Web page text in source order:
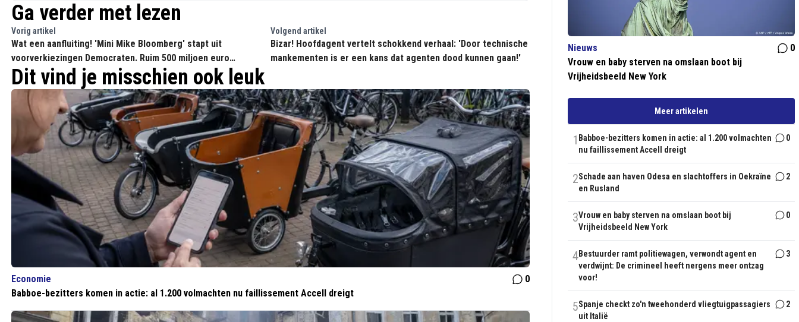
Ga verder met lezen
Vorig artikel
Wat een aanfluiting! 'Mini Mike Bloomberg' stapt uit
voorverkiezingen Democraten. Ruim 500 miljoen euro
geïnvesteerd, en kon nog steeds geen stemmen trekken
Volgend artikel
Bizar! Hoofdagent vertelt schokkend verhaal: 'Door technische
mankementen is er een kans dat agenten dood kunnen gaan!'
Dit vind je misschien ook leuk
Economie
0
Babboe-bezitters komen in actie: al 1.200 volmachten nu faillissement Accell dreigt
Nieuws
0
Vrouw en baby sterven na omslaan boot bij
Vrijheidsbeeld New York
Meer artikelen
1 Babboe-bezitters komen in actie: al 1.200 volmachten
nu faillissement Accell dreigt
0
2Schade aan haven Odesa en slachtoffers in Oekraïne
en Rusland
2
3Vrouw en baby sterven na omslaan boot bij
Vrijheidsbeeld New York
0
4Bestuurder ramt politiewagen, verwondt agent en
verdwijnt: De crimineel heeft nergens meer ontzag
voor!
3
5Spanje checkt zo'n tweehonderd vliegtuigpassagiers
uit Italië
2